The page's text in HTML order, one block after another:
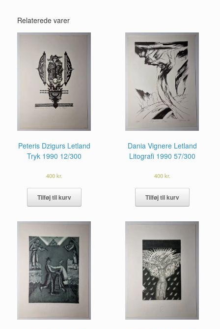
Relaterede varer
Peteris Dzigurs Letland
Tryk 1990 12/300
400kr.
Tilføj til kurv
Dania Vignere Letland
Litografi 1990 57/300
400kr.
Tilføj til kurv